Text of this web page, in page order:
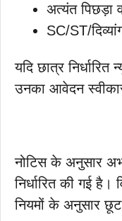
अत्यंत पिछड़ा
SC/ST/
यदि छात्र
उनका आवेदन
नोटिस के अनुसार
निर्धारित की गई है।
नियमों के अनुसार छूट